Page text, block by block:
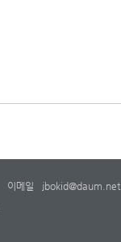
이메일
jbokid@daum.net